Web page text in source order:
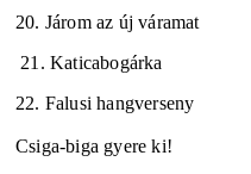
20. Járom az új váramat
21. Katicabogárka
22. Falusi hangverseny
Csiga-biga gyere ki!